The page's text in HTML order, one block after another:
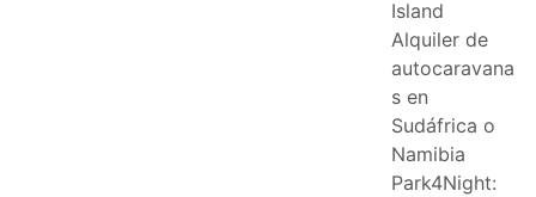
Island
Alquiler de
autocaravana
s en
Sudáfrica o
Namibia
Park4Night: